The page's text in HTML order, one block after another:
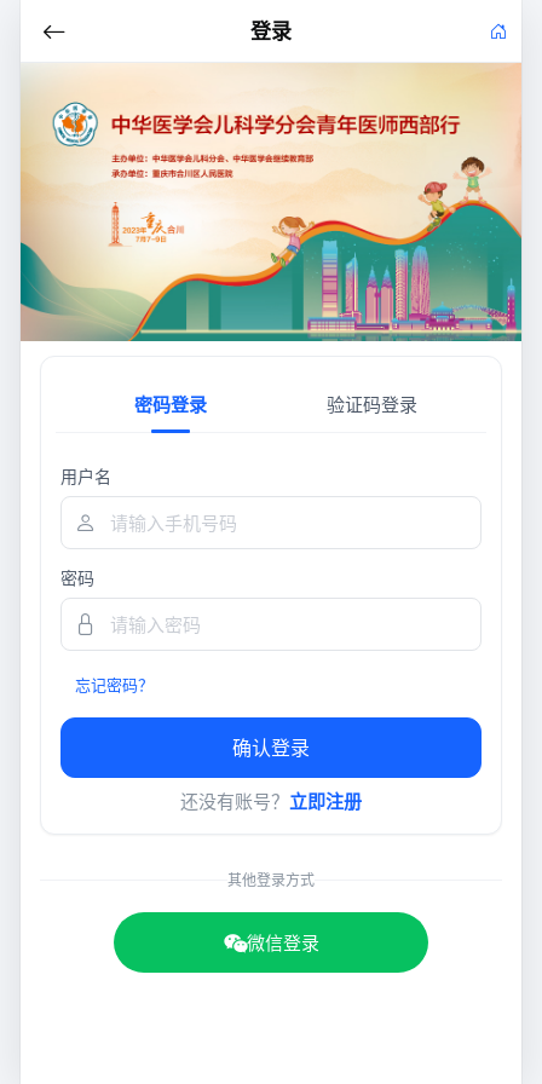
登录
密码登录 验证码登录
用户名
密码
忘记密码？
确认登录
还没有账号？ 立即注册
其他登录方式
微信登录